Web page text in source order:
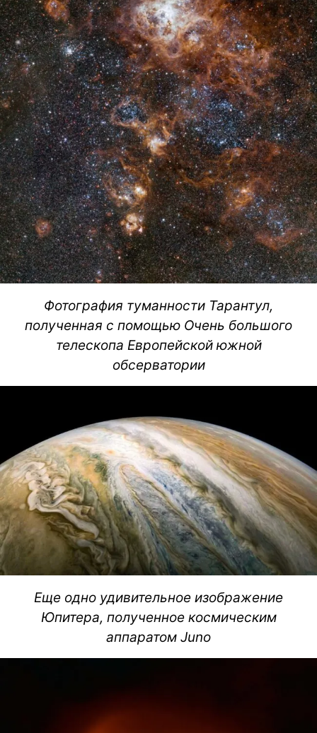
Фотография туманности Тарантул,
полученная с помощью Очень большого
телескопа Европейской южной
обсерватории
Еще одно удивительное изображение
Юпитера, полученное космическим
аппаратом Juno